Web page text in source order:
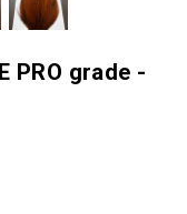
PRO grade -